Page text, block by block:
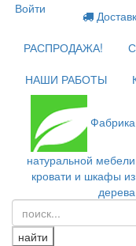
Войти
РАСПРОДАЖА!
НАШИ РАБОТЫ
Фабрика
натуральной мебели
кровати и шкафы из
дерева
найти